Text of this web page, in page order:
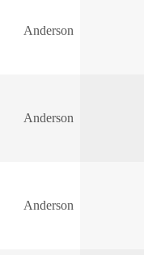
Anderson
Anderson
Anderson